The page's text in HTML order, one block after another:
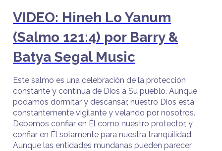
VIDEO: Hineh Lo Yanum
(Salmo 121:4) por Barry &
Batya Segal Music
Este salmo es una celebración de la protección
constante y continua de Dios a Su pueblo. Aunque
podamos dormitar y descansar, nuestro Dios está
constantemente vigilante y velando por nosotros.
Debemos confiar en Él como nuestro protector, y
confiar en Él solamente para nuestra tranquilidad.
Aunque las entidades mundanas pueden parecer